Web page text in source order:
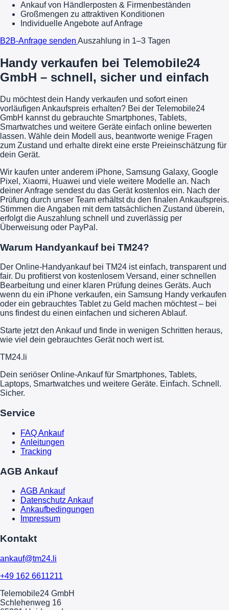
Ankauf von Händlerposten & Firmenbeständen
Großmengen zu attraktiven Konditionen
Individuelle Angebote auf Anfrage
B2B-Anfrage senden Auszahlung in 1–3 Tagen
Handy verkaufen bei Telemobile24
GmbH – schnell, sicher und einfach
Du möchtest dein Handy verkaufen und sofort einen
vorläufigen Ankaufspreis erhalten? Bei der Telemobile24
GmbH kannst du gebrauchte Smartphones, Tablets,
Smartwatches und weitere Geräte einfach online bewerten
lassen. Wähle dein Modell aus, beantworte wenige Fragen
zum Zustand und erhalte direkt eine erste Preieinschätzung für
dein Gerät.
Wir kaufen unter anderem iPhone, Samsung Galaxy, Google
Pixel, Xiaomi, Huawei und viele weitere Modelle an. Nach
deiner Anfrage sendest du das Gerät kostenlos ein. Nach der
Prüfung durch unser Team erhältst du den finalen Ankaufspreis.
Stimmen die Angaben mit dem tatsächlichen Zustand überein,
erfolgt die Auszahlung schnell und zuverlässig per
Überweisung oder PayPal.
Warum Handyankauf bei TM24?
Der Online-Handyankauf bei TM24 ist einfach, transparent und
fair. Du profitierst von kostenlosem Versand, einer schnellen
Bearbeitung und einer klaren Prüfung deines Geräts. Auch
wenn du ein iPhone verkaufen, ein Samsung Handy verkaufen
oder ein gebrauchtes Tablet zu Geld machen möchtest – bei
uns findest du einen einfachen und sicheren Ablauf.
Starte jetzt den Ankauf und finde in wenigen Schritten heraus,
wie viel dein gebrauchtes Gerät noch wert ist.
TM24.li
Dein seriöser Online-Ankauf für Smartphones, Tablets,
Laptops, Smartwatches und weitere Geräte. Einfach. Schnell.
Sicher.
Service
FAQ Ankauf
Anleitungen
Tracking
AGB Ankauf
AGB Ankauf
Datenschutz Ankauf
Ankaufbedingungen
Impressum
Kontakt
ankauf@tm24.li
+49 162 6611211
Telemobile24 GmbH
Schlehenweg 16